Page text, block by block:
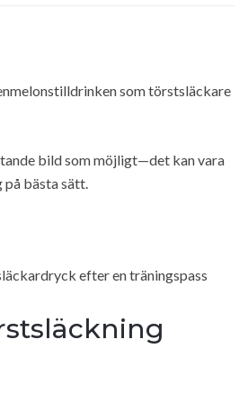
som törstsläckare
bild som möjligt—det kan vara
på bästa sätt.
efter en träningspass